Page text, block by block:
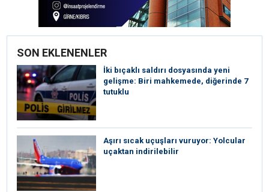
SON EKLENENLER
İki bıçaklı saldırı dosyasında yeni
gelişme: Biri mahkemede, diğerinde 7
tutuklu
Aşırı sıcak uçuşları vuruyor: Yolcular
uçaktan indirilebilir